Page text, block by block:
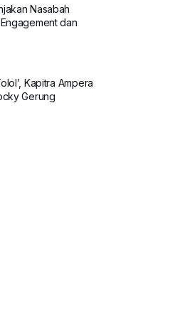
Nasabah
dan
Kapitra Ampera
Gerung